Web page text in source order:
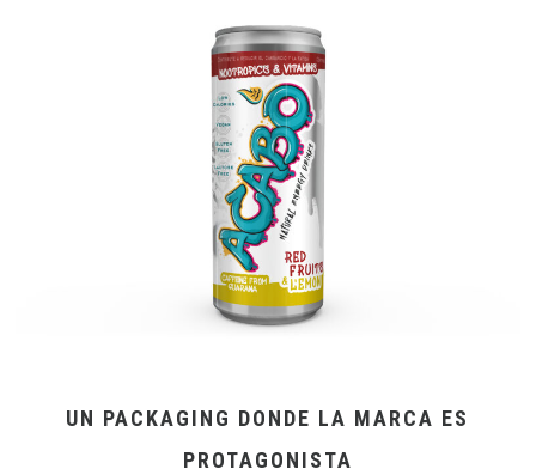
UN PACKAGING DONDE LA MARCA ES
PROTAGONISTA